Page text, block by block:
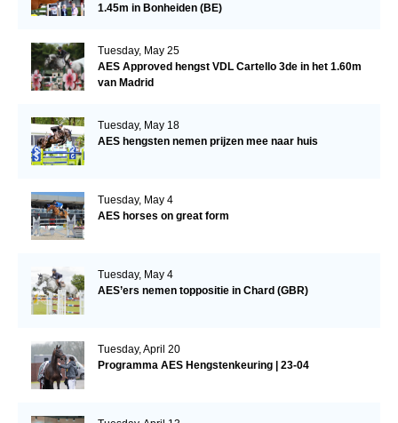
1.45m in Bonheiden (BE)
Tuesday, May 25
AES Approved hengst VDL Cartello 3de in het 1.60m
van Madrid
Tuesday, May 18
AES hengsten nemen prijzen mee naar huis
Tuesday, May 4
AES horses on great form
Tuesday, May 4
AES’ers nemen toppositie in Chard (GBR)
Tuesday, April 20
Programma AES Hengstenkeuring | 23-04